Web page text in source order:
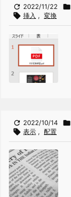
 2022/11/22 
 挿入 , 変換
 2022/10/14 
 表示 , 配置